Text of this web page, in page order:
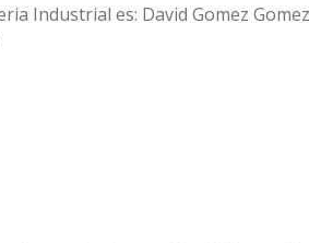
Industrial es: David Gomez